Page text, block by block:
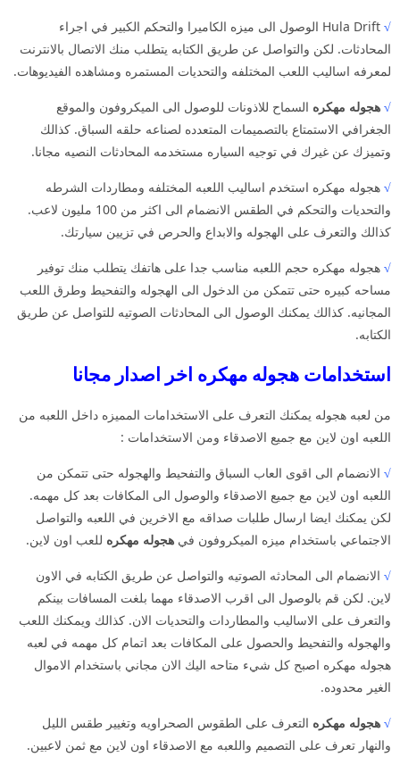
√
Hula Drift الوصول الى ميزه الكاميرا والتحكم الكبير في اجراء
المحادثات. لكن والتواصل عن طريق الكتابه يتطلب منك الاتصال بالانترنت
لمعرفه اساليب اللعب المختلفه والتحديات المستمره ومشاهده الفيديوهات.
√ هجوله مهكره السماح للاذونات للوصول الى الميكروفون والموقع
الجغرافي الاستمتاع بالتصميمات المتعدده لصناعه حلقه السباق. كذالك
وتميزك عن غيرك في توجيه السياره مستخدمه المحادثات النصيه مجانا.
√ هجوله مهكره استخدم اساليب اللعبه المختلفه ومطاردات الشرطه
والتحديات والتحكم في الطقس الانضمام الى اكثر من 100 مليون لاعب.
كذالك والتعرف على الهجوله والابداع والحرص في تزيين سيارتك.
√ هجوله مهكره حجم اللعبه مناسب جدا على هاتفك يتطلب منك توفير
مساحه كبيره حتى تتمكن من الدخول الى الهجوله والتفحيط وطرق اللعب
المجانيه. كذالك يمكنك الوصول الى المحادثات الصوتيه للتواصل عن طريق
الكتابه.
استخدامات هجوله مهكره اخر اصدار مجانا
من لعبه هجوله يمكنك التعرف على الاستخدامات المميزه داخل اللعبه من
اللعبه اون لاين مع جميع الاصدقاء ومن الاستخدامات :
√ الانضمام الى اقوى العاب السباق والتفحيط والهجوله حتى تتمكن من
اللعبه اون لاين مع جميع الاصدقاء والوصول الى المكافات بعد كل مهمه.
لكن يمكنك ايضا ارسال طلبات صداقه مع الاخرين في اللعبه والتواصل
الاجتماعي باستخدام ميزه الميكروفون في هجوله مهكره للعب اون لاين.
√ الانضمام الى المحادثه الصوتيه والتواصل عن طريق الكتابه في الاون
لاين. لكن قم بالوصول الى اقرب الاصدقاء مهما بلغت المسافات بينكم
والتعرف على الاساليب والمطاردات والتحديات الان. كذالك ويمكنك اللعب
والهجوله والتفحيط والحصول على المكافات بعد اتمام كل مهمه في لعبه
هجوله مهكره اصبح كل شيء متاحه اليك الان مجاني باستخدام الاموال
الغير محدوده.
√ هجوله مهكره التعرف على الطقوس الصحراويه وتغيير طقس الليل
والنهار تعرف على التصميم واللعبه مع الاصدقاء اون لاين مع ثمن لاعبين.